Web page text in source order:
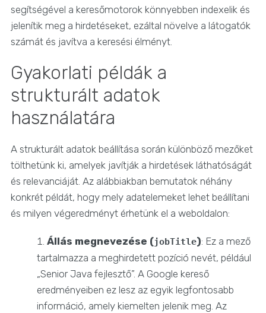
segítségével a keresőmotorok könnyebben indexelik és
jelenítik meg a hirdetéseket, ezáltal növelve a látogatók
számát és javítva a keresési élményt.
Gyakorlati példák a
strukturált adatok
használatára
A strukturált adatok beállítása során különböző mezőket
tölthetünk ki, amelyek javítják a hirdetések láthatóságát
és relevanciáját. Az alábbiakban bemutatok néhány
konkrét példát, hogy mely adatelemeket lehet beállítani
és milyen végeredményt érhetünk el a weboldalon:
Állás megnevezése (jobTitle): Ez a mező
tartalmazza a meghirdetett pozíció nevét, például
„Senior Java fejlesztő”. A Google kereső
eredményeiben ez lesz az egyik legfontosabb
információ, amely kiemelten jelenik meg. Az